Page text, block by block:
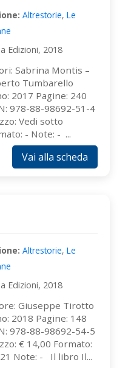
Altrestorie, Le
Edizioni, 2018
Sabrina Montis –
Tumbarello
2017 Pagine: 240
978-88-98692-51-4
Vedi sotto
- Note: - ...
Vai alla scheda
Altrestorie, Le
Edizioni, 2018
Giuseppe Tirotto
2018 Pagine: 148
978-88-98692-54-5
€ 14,00 Formato:
Note: - Il libro Il...